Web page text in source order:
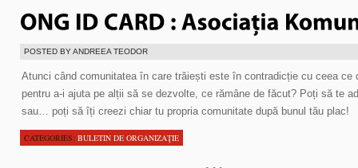
POSTED BY ANDREEA TEODOR
Atunci când comunitatea în care trăiești este în contradicție cu ceea ce
pentru a-i ajuta pe alții să se dezvolte, ce rămâne de făcut? Poți să te
sau… poți să îți creezi chiar tu propria comunitate după bunul tău plac!
CATEGORIES: BULETIN DE ORGANIZAŢIE